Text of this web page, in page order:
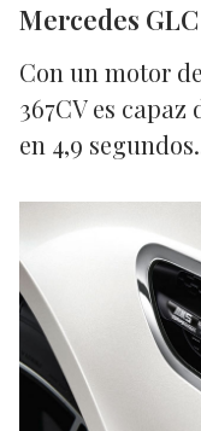
Mercedes
Con un motor
367CV es
en 4,9